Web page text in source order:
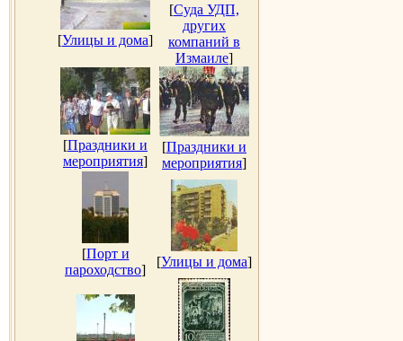
[Улицы и дома]
[Суда УДП,
других
компаний в
Измаиле]
[Праздники и
мероприятия]
[Праздники и
мероприятия]
[Порт и
пароходство]
[Улицы и дома]